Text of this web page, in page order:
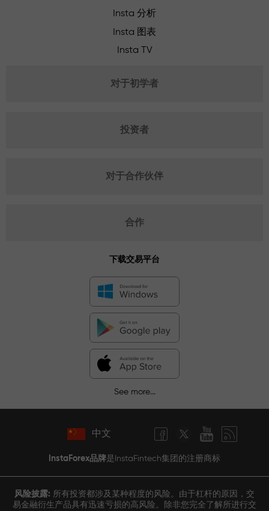
Insta 分析
Insta 图表
Insta TV
对于初学者
投资者
对于合作伙伴
合作
下载交易平台
See more...
中文
InstaForex品牌是InstaFintech集团的注册商标
风险披露: 所有投资都涉及某种程度的风险。由于杠杆的原因，交
易金融衍生产品具有迅速亏损的高风险。除非您完全了解所进行交